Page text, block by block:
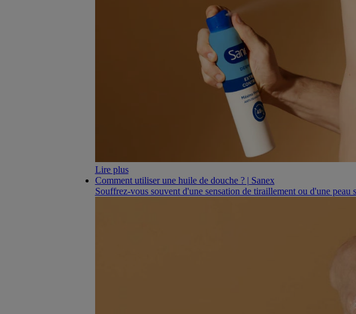
Lire plus
Comment utiliser une huile de douche ? | Sanex
Souffrez-vous souvent d'une sensation de tiraillement ou d'une peau